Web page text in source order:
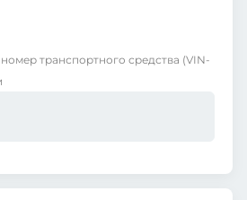
транспортного средства (VIN-